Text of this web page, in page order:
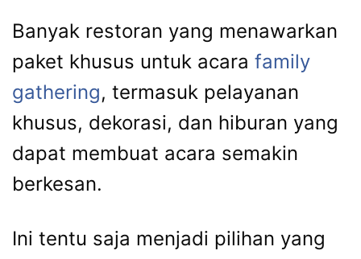
Banyak restoran yang menawarkan
paket khusus untuk acara family
gathering, termasuk pelayanan
khusus, dekorasi, dan hiburan yang
dapat membuat acara semakin
berkesan.
Ini tentu saja menjadi pilihan yang